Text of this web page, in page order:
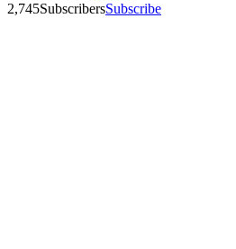
2,745SubscribersSubscribe